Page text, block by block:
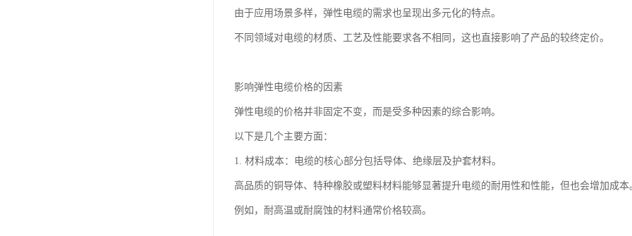
由于应用场景多样，弹性电缆的需求也呈现出多元化的特点。
不同领域对电缆的材质、工艺及性能要求各不相同，这也直接影响了产品的较终定价。
影响弹性电缆价格的因素
弹性电缆的价格并非固定不变，而是受多种因素的综合影响。
以下是几个主要方面：
1. 材料成本：电缆的核心部分包括导体、绝缘层及护套材料。
高品质的铜导体、特种橡胶或塑料材料能够显著提升电缆的耐用性和性能，但也会增加成本
例如，耐高温或耐腐蚀的材料通常价格较高。